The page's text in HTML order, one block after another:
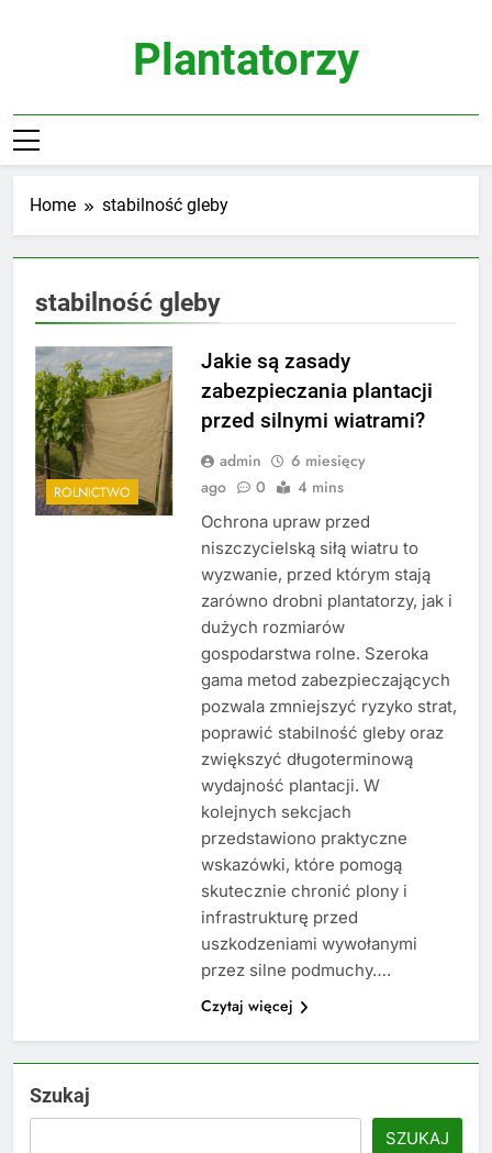
Plantatorzy
Home stabilność gleby
stabilność gleby
ROLNICTWO
Jakie są zasady
zabezpieczania plantacji
przed silnymi wiatrami?
admin
6 miesięcy
ago
0 4 mins
Ochrona upraw przed
niszczycielską siłą wiatru to
wyzwanie, przed którym stają
zarówno drobni plantatorzy, jak i
dużych rozmiarów
gospodarstwa rolne. Szeroka
gama metod zabezpieczających
pozwala zmniejszyć ryzyko strat,
poprawić stabilność gleby oraz
zwiększyć długoterminową
wydajność plantacji. W
kolejnych sekcjach
przedstawiono praktyczne
wskazówki, które pomogą
skutecznie chronić plony i
infrastrukturę przed
uszkodzeniami wywołanymi
przez silne podmuchy….
Czytaj więcej
Szukaj
SZUKAJ